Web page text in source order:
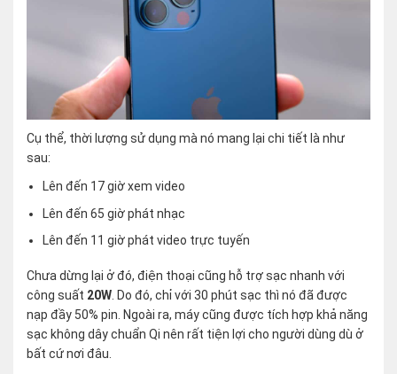
Cụ thể, thời lượng sử dụng mà nó mang lại chi tiết là như
sau:
Lên đến 17 giờ xem video
Lên đến 65 giờ phát nhạc
Lên đến 11 giờ phát video trực tuyến
Chưa dừng lại ở đó, điện thoại cũng hỗ trợ sạc nhanh với
công suất 20W . Do đó, chỉ với 30 phút sạc thì nó đã được
nạp đầy 50% pin. Ngoài ra, máy cũng được tích hợp khả năng
sạc không dây chuẩn Qi nên rất tiện lợi cho người dùng dù ở
bất cứ nơi đâu.